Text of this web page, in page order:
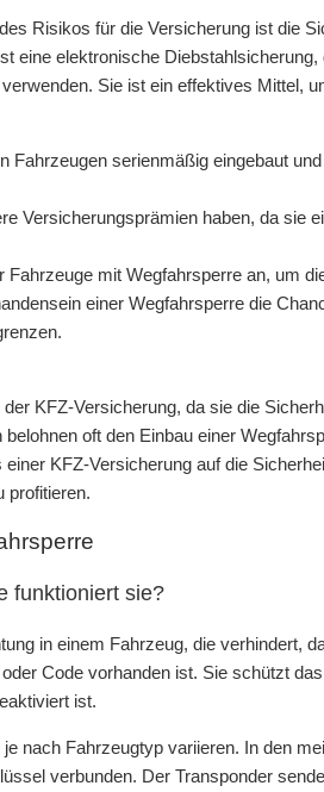
Risikos für die Versicherung ist die
eine elektronische
Sie ist ein effektives Mittel,
Fahrzeugen serienmäßig eingebaut
Versicherungsprämien haben, da sie
Fahrzeuge mit Wegfahrsperre an, um
einer Wegfahrsperre die
KFZ-Versicherung, da sie die
oft den Einbau einer
KFZ-Versicherung auf die
profitieren.
funktioniert sie?
in einem Fahrzeug, die verhindert,
Code vorhanden ist. Sie schützt
ist.
nach Fahrzeugtyp variieren. In den
verbunden. Der Transponder